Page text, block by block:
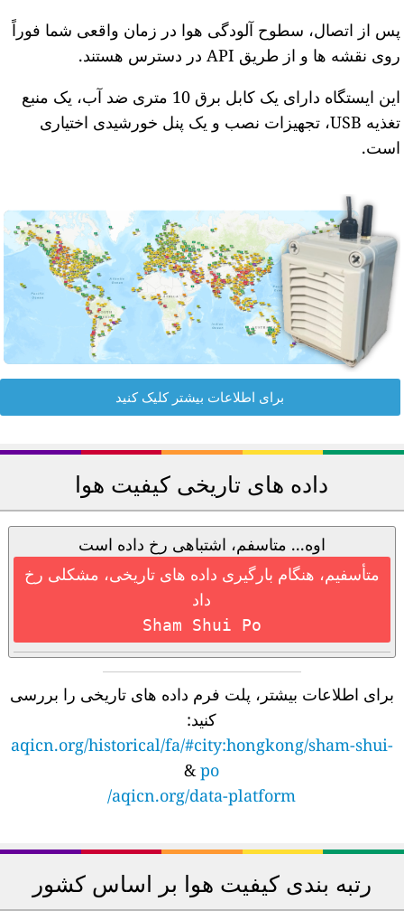
پس از اتصال، سطوح آلودگی هوا در زمان واقعی شما فوراً
روی نقشه ها و از طریق API در دسترس هستند.
این ایستگاه دارای یک کابل برق 10 متری ضد آب، یک منبع
تغذیه USB، تجهیزات نصب و یک پنل خورشیدی اختیاری
است.
برای اطلاعات بیشتر کلیک کنید
داده های تاریخی کیفیت هوا
اوه... متاسفم، اشتباهی رخ داده است
متأسفیم، هنگام بارگیری داده های تاریخی، مشکلی رخ
داد
Sham Shui Po
برای اطلاعات بیشتر، پلت فرم داده های تاریخی را بررسی
کنید:
aqicn.org/historical/fa/#city:hongkong/sham-shui-
po
&
aqicn.org/data-platform/
رتبه بندی کیفیت هوا بر اساس کشور